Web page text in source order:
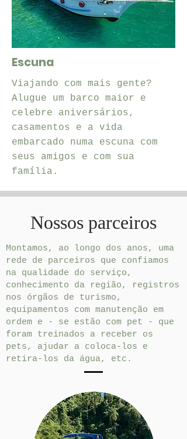
Escuna
Viajando com mais gente?
Alugue um barco maior e
celebre aniversários,
casamentos e a vida
embarcado numa escuna com
seus amigos e com sua
família.
Nossos parceiros
Montamos, ao longo dos anos, uma
rede de parceiros que confiamos
na qualidade do serviço,
conhecimento da região, registros
nos órgãos de turismo,
equipamentos com manutenção em
ordem e - se estão com pet - que
foram treinados a receber os
pets, ajudar a coloca-los e
retira-los da água, etc.